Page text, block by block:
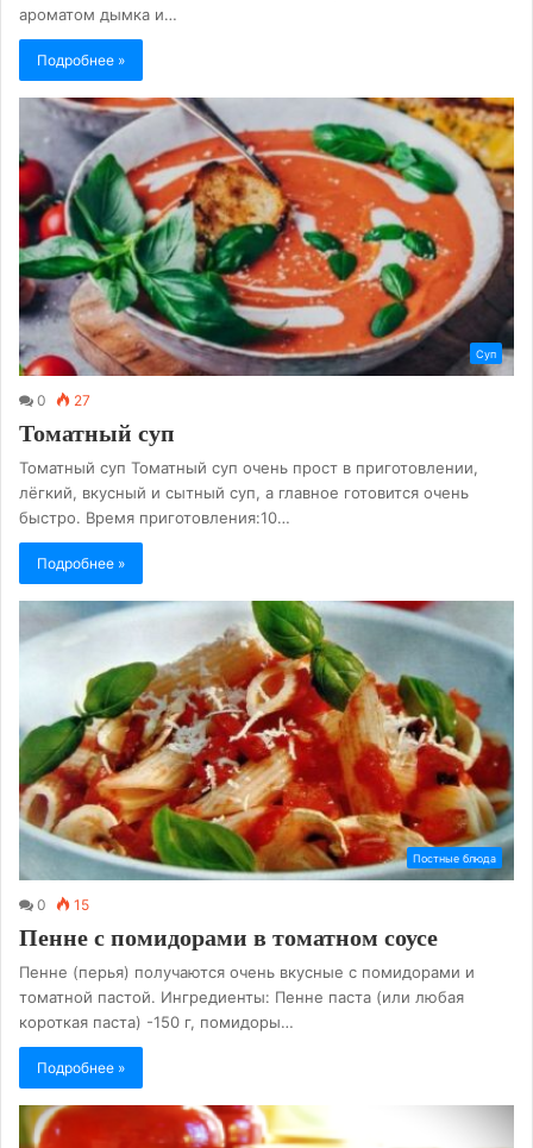
ароматом дымка и…
Подробнее »
Суп
0 27
Томатный суп
Томатный суп Томатный суп очень прост в приготовлении,
лёгкий, вкусный и сытный суп, а главное готовится очень
быстро. Время приготовления:10…
Подробнее »
Постные блюда
0 15
Пенне с помидорами в томатном соусе
Пенне (перья) получаются очень вкусные с помидорами и
томатной пастой. Ингредиенты: Пенне паста (или любая
короткая паста) -150 г, помидоры…
Подробнее »